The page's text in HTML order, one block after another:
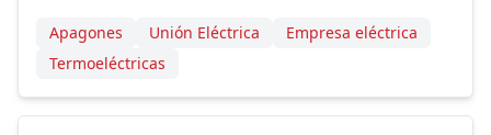
Apagones Unión Eléctrica
Empresa eléctrica
Termoeléctricas